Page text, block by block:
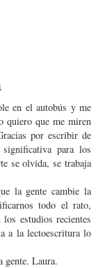
en el autobús y me
quiero que me miren
por escribir de
para los
se olvida, se trabaja
la gente cambie la
todo el rato,
los estudios recientes
a la lectoescritura lo
gente. Laura.